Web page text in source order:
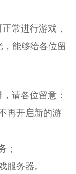
常进行游戏，
能够给各位留
请各位留意：
再开启新的游
；
服务器。